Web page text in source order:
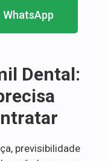
Dental:
previsibilidade